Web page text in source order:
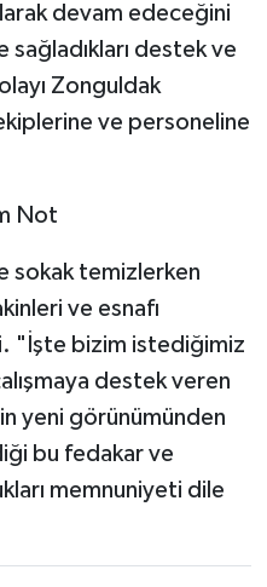
devam edeceğini
destek ve
Zonguldak
ve personeline
Not
sokak temizlerken
ve esnafı
"İşte bizim istediğimiz
destek veren
yeni görünümünden
bu fedakar ve
memnuniyeti dile